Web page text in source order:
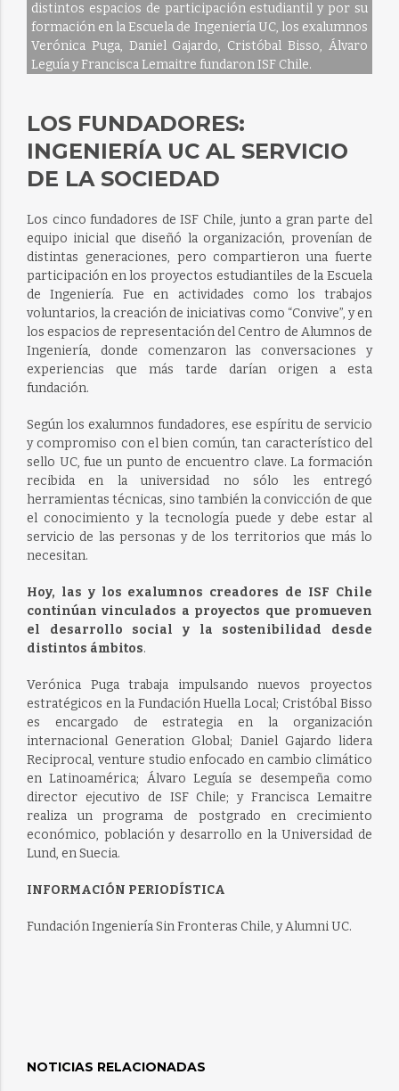
distintos espacios de participación estudiantil y por su
formación en la Escuela de Ingeniería UC, los exalumnos
Verónica Puga, Daniel Gajardo, Cristóbal Bisso, Álvaro
Leguía y Francisca Lemaitre fundaron ISF Chile.
LOS FUNDADORES:
INGENIERÍA UC AL SERVICIO
DE LA SOCIEDAD
Los cinco fundadores de ISF Chile, junto a gran parte del
equipo inicial que diseñó la organización, provenían de
distintas generaciones, pero compartieron una fuerte
participación en los proyectos estudiantiles de la Escuela
de Ingeniería. Fue en actividades como los trabajos
voluntarios, la creación de iniciativas como “Convive”, y en
los espacios de representación del Centro de Alumnos de
Ingeniería, donde comenzaron las conversaciones y
experiencias que más tarde darían origen a esta
fundación.
Según los exalumnos fundadores, ese espíritu de servicio
y compromiso con el bien común, tan característico del
sello UC, fue un punto de encuentro clave. La formación
recibida en la universidad no sólo les entregó
herramientas técnicas, sino también la convicción de que
el conocimiento y la tecnología puede y debe estar al
servicio de las personas y de los territorios que más lo
necesitan.
Hoy, las y los exalumnos creadores de ISF Chile
continúan vinculados a proyectos que promueven
el desarrollo social y la sostenibilidad desde
distintos ámbitos.
Verónica Puga trabaja impulsando nuevos proyectos
estratégicos en la Fundación Huella Local; Cristóbal Bisso
es encargado de estrategia en la organización
internacional Generation Global; Daniel Gajardo lidera
Reciprocal, venture studio enfocado en cambio climático
en Latinoamérica; Álvaro Leguía se desempeña como
director ejecutivo de ISF Chile; y Francisca Lemaitre
realiza un programa de postgrado en crecimiento
económico, población y desarrollo en la Universidad de
Lund, en Suecia.
INFORMACIÓN PERIODÍSTICA
Fundación Ingeniería Sin Fronteras Chile, y Alumni UC.
NOTICIAS RELACIONADAS